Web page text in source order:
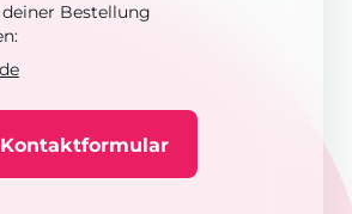
Bestellung